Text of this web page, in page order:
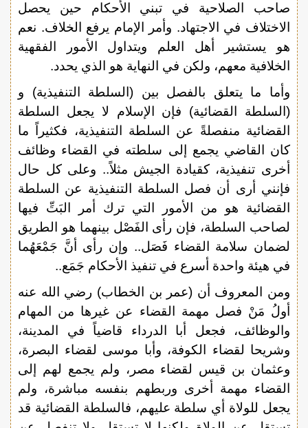
صاحب الصلاحية في تبني الأحكام حين يحصل
الاختلاف في الاجتهاد. وأمر الإمام يرفع الخلاف. نعم
هو يستشير أهل العلم ويتداول الأمور الفقهية
الخلافية معهم، ولكن في النهاية هو الذي يحدد.
وأما ما يتعلق بالفصل بين (السلطة التنفيذية) و
(السلطة القضائية) فإن الإسلام لا يجعل السلطة
القضائية منفصلةً عن السلطة التنفيذية، فكثيراً ما
كان القاضي يجمع إلى سلطته في القضاء وظائف
أخرى تنفيذية، كقيادة الجيش مثلاً.. وعلى كل حال
فإنني أرى أن فصل السلطة التنفيذية عن السلطة
القضائية هو من الأمور التي ترك أمر البَتِّ فيها
لصاحب السلطة، فإن رأى الفَصْل بينهما هو الطريق
لضمان سلامة القضاء فَصَل.. وإن رأى أنَّ جَمْعَهُما
في هيئة واحدة أسرع في تنفيذ الأحكام جَمَع..
ومن المعروف أن (عمر بن الخطاب) رضي الله عنه
أولُ مَنْ فصل مهمة القضاء عن غيرها من المهام
والوظائف، فجعل أبا الدرداء قاضياً في المدينة،
وشريحا لقضاء الكوفة، وأبا موسى لقضاء البصرة،
وعثمان بن قيس لقضاء مصر، ولم يجمع لهم إلى
القضاء مهمة أخرى وربطهم بنفسه مباشرة، ولم
يجعل للولاة أي سلطة عليهم، فالسلطة القضائية قد